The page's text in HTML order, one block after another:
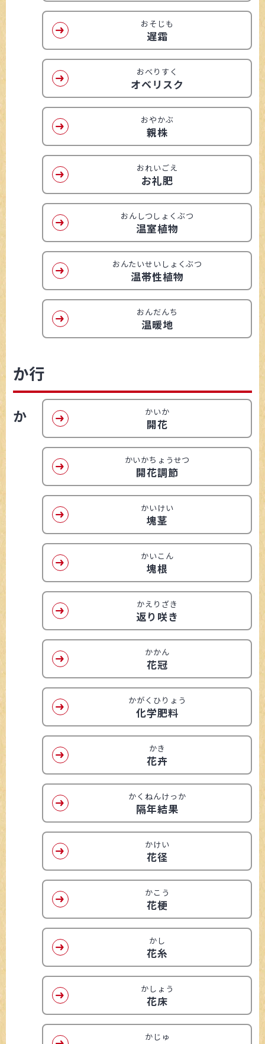
おそじも
遅霜
おべりすく
オベリスク
おやかぶ
親株
おれいごえ
お礼肥
おんしつしょくぶつ
温室植物
おんたいせいしょくぶつ
温帯性植物
おんだんち
温暖地
か行
か かいか
開花
かいかちょうせつ
開花調節
かいけい
塊茎
かいこん
塊根
かえりざき
返り咲き
かかん
花冠
かがくひりょう
化学肥料
かき
花卉
かくねんけっか
隔年結果
かけい
花径
かこう
花梗
かし
花糸
かしょう
花床
かじゅ